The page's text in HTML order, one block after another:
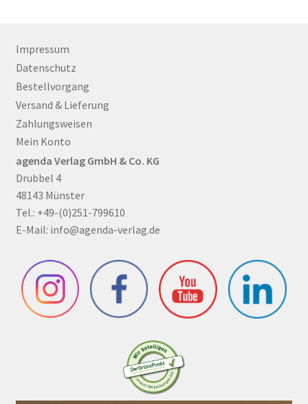
Impressum
Datenschutz
Bestellvorgang
Versand & Lieferung
Zahlungsweisen
Mein Konto
agenda Verlag GmbH & Co. KG
Drubbel 4
48143 Münster
Tel.: +49-(0)251-799610
E-Mail: info@agenda-verlag.de